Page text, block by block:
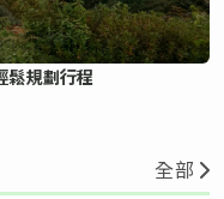
鬆規劃行程
全部